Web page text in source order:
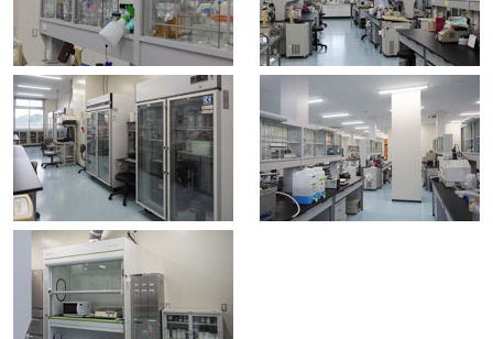
てどうやるの？～二次元の
画像データから 三次元の情
報が得られるのはなぜ？～
2020.12.14 トピックス
画像処理屋がKEKで単粒子
解析をやるということ
けるクライオ電子顕微鏡」